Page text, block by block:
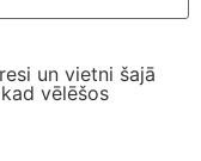
un vietni šajā
vēlēšos